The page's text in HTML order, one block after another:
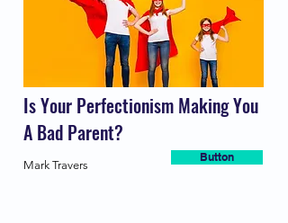
Is Your Perfectionism Making You
A Bad Parent?
Button
Mark Travers